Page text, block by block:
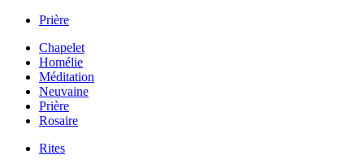
Prière
Chapelet
Homélie
Méditation
Neuvaine
Prière
Rosaire
Rites